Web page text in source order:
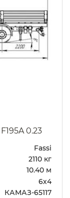
0.23
Fassi
2110 кг
10.40 м
6х4
КАМАЗ-65117